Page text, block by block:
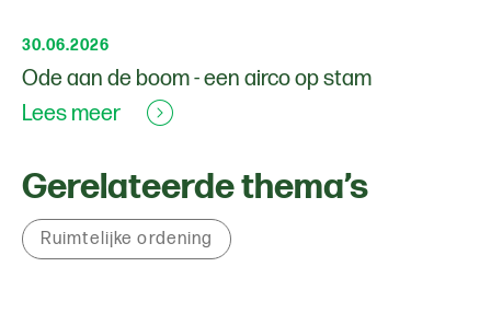
30.06.2026
Ode aan de boom - een airco op stam
Lees meer
Gerelateerde thema’s
Ruimtelijke ordening